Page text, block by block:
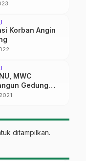
MWC
Gedung
Milyar
ditampilkan.